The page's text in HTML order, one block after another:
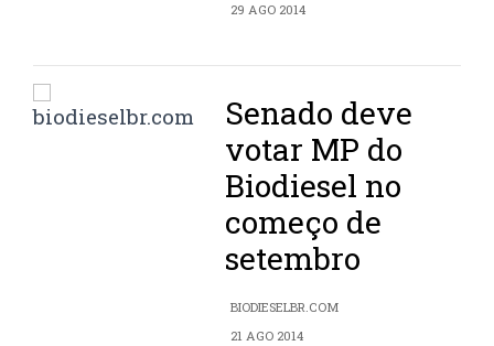
29 AGO 2014
Senado deve
votar MP do
Biodiesel no
começo de
setembro
BIODIESELBR.COM
21 AGO 2014